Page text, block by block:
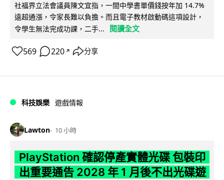
社福界立法會議員陳文宜指，一間中學書單價錢按年加 14.7%
遠超通漲，令家長難以負擔。而且電子教材啟動碼這項設計，
令學生無法完成功課，二手...
閱讀全文
569 220 ↗ 分享
科技娛樂 遊戲情報
Lawton 10 小時
PlayStation 確認停產實體光碟 包裝印
出重要通告 2028 年 1 月後不出光碟遊